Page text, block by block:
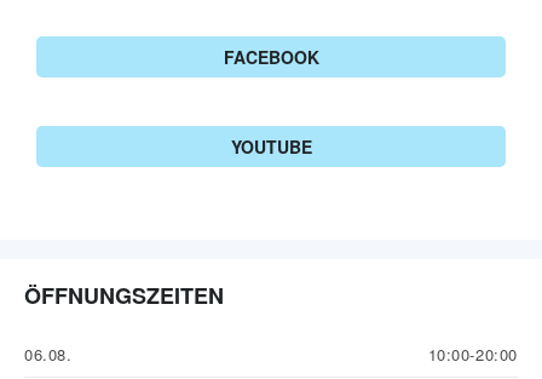
FACEBOOK
YOUTUBE
ÖFFNUNGSZEITEN
06.08.
10:00-20:00